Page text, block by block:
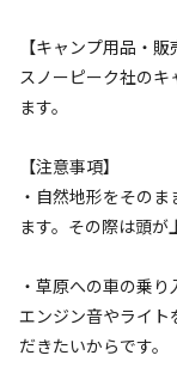
【キャンプ用品・販
スノーピーク社の
ます。
【注意事項】
・自然地形をその
ます。その際は頭が
・草原への車の乗
エンジン音やライト
だきたいからです。
展望サイト
AC電
地面: 芝生
料金目安：
※利用日、人数によ